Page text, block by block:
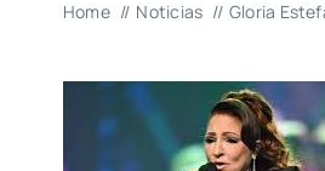
Home Noticias Gloria